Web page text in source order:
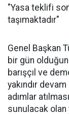
"Yasa teklifi
taşımaktadır"
Genel Başkan
bir gün
barışçıl ve
yakındır
adımlar
sunulacak